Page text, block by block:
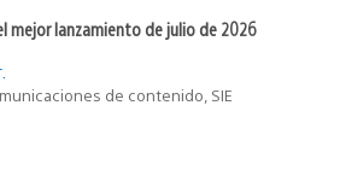
mejor lanzamiento de julio de 2026
de contenido, SIE